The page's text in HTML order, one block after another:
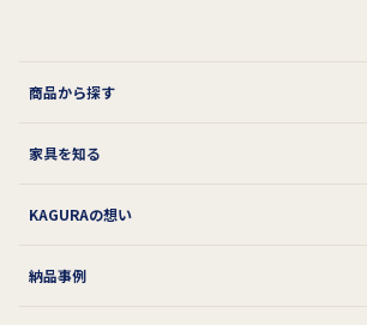
商品から探す
家具を知る
KAGURAの想い
納品事例